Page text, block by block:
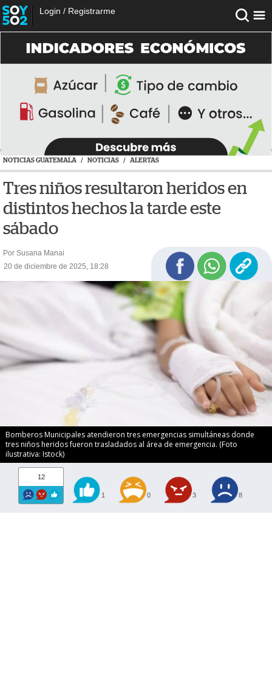
Login / Registrarme
NOTICIAS GUATEMALA / NOTICIAS / ALERTAS
Tres niños resultaron heridos en
distintos hechos la tarde este
sábado
Por Susana Manai
20 de diciembre de 2025, 18:28
Bomberos Municipales atendieron tres emergencias simultáneas donde
tres niños heridos fueron trasladados al área de emergencia. (Foto
ilustrativa: Istock)
12
1 0 3 8